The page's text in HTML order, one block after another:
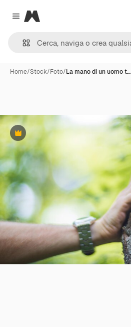
Close menu
Magnific
Home/Stock/Foto/La mano di un uomo t…
Premium